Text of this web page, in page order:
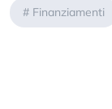
# Finanziamenti